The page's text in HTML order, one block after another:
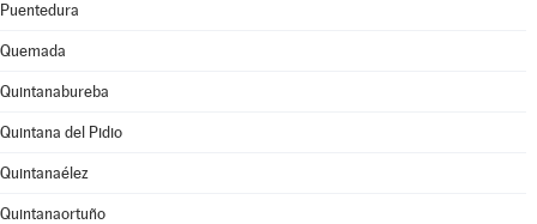
Puentedura
Quemada
Quintanabureba
Quintana del Pidio
Quintanaélez
Quintanaortuño